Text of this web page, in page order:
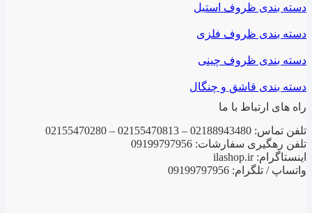
دسته بندی ظروف استیل
دسته بندی ظروف فلزی
دسته بندی ظروف چینی
دسته بندی قاشق و چنگال
راه های ارتباط با ما
تلفن تماس: 02188943480 – 02155470813 – 02155470280
تلفن رهگیری سفارشات: 09199797956
اینستاگرام: ilashop.ir
واتساپ / تلگرام: 09199797956